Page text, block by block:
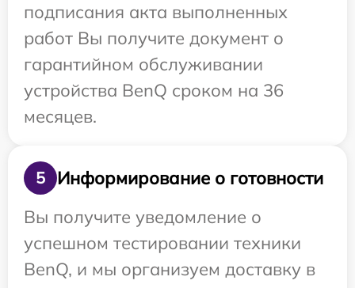
подписания акта выполненных
работ Вы получите документ о
гарантийном обслуживании
устройства BenQ сроком на 36
месяцев.
5
Информирование о готовности
Вы получите уведомление о
успешном тестировании техники
BenQ, и мы организуем доставку в